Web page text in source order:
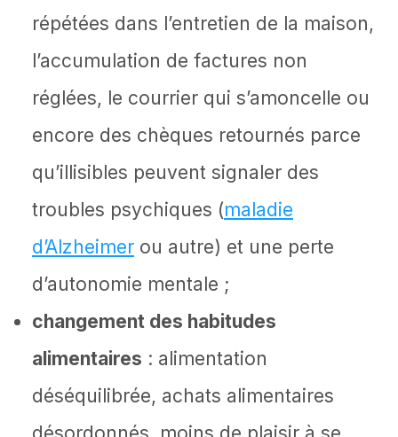
répétées dans l’entretien de la maison,
l’accumulation de factures non
réglées, le courrier qui s’amoncelle ou
encore des chèques retournés parce
qu’illisibles peuvent signaler des
troubles psychiques (maladie
d’Alzheimer ou autre) et une perte
d’autonomie mentale ;
changement des habitudes
alimentaires : alimentation
déséquilibrée, achats alimentaires